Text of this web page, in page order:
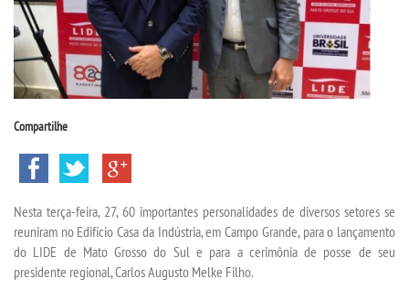
CURSOS
BACHARELADOS
LICENCIATURAS
TECNOLÓGICOS
VESTIBULAR
INSCREVA-SE
Compartilhe
Nesta terça-feira, 27, 60 importantes personalidades de diversos setores se
reuniram no Edifício Casa da Indústria, em Campo Grande, para o lançamento
do LIDE de Mato Grosso do Sul e para a cerimônia de posse de seu
presidente regional, Carlos Augusto Melke Filho.